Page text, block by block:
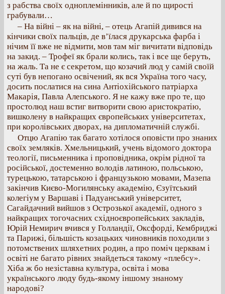
з рабства своїх одноплемінників, але й по щирості
грабували…
– На війні – як на війні, – отець Агапій дивився на
кінчики своїх пальців, де в’їлася друкарська фарба і
нічим її вже не відмити, мов там міг вичитати відповідь
на закид. – Трофеї як брали колись, так і все ще беруть,
на жаль. Та не є секретом, що козачий люд у самій своїй
суті був непогано освічений, як вся Україна того часу,
досить послатися на сина Антіохійського патріарха
Макарія, Павла Алепського. Я не кажу вже про те, що
простолюд наш встиг витворити свою аристократію,
вишколену в найкращих європейських університетах,
при королівських дворах, на дипломатичній службі.
Отцю Агапію так багато хотілося оповісти про знаних
своїх земляків. Хмельницький, учень відомого доктора
теології, письменника і проповідника, окрім рідної та
російської, достеменно володів латиною, польською,
турецькою, татарською і французькою мовами, Мазепа
закінчив Києво-Могилянську академію, Єзуїтський
колегіум у Варшаві і Падуанський університет,
Сагайдачний вийшов з Острозької академії, одного з
найкращих тогочасних східноєвропейських закладів,
Юрій Немирич вчився у Голландії, Оксфорді, Кембриджі
та Парижі, більшість козацьких чиновників походили з
потомствених шляхетних родин, а про поміч церквам і
освіті не багато рівних знайдеться такому «плебсу».
Хіба ж бо незіставна культура, освіта і мова
українського люду будь-якому іншому знаному
народові?